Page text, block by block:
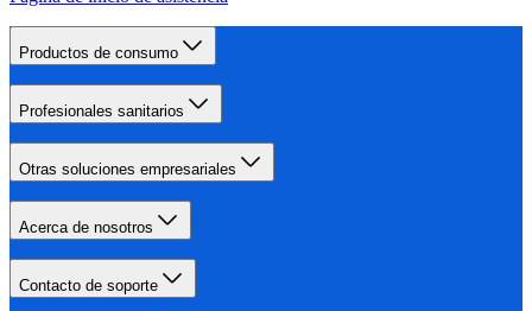
Productos de consumo
Profesionales sanitarios
Otras soluciones empresariales
Acerca de nosotros
Contacto de soporte